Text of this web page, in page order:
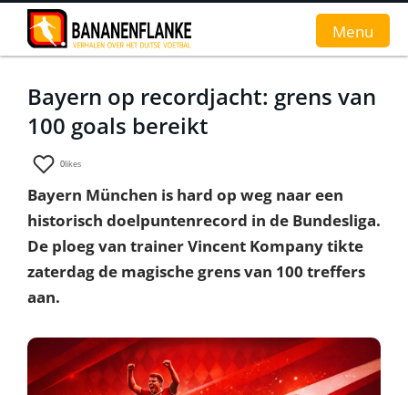
Home
Nieuws
Interviews
Groundhopverhalen
De fans
Achtergrond
Menu
Bayern op recordjacht: grens van
100 goals bereikt
0likes
Bayern München is hard op weg naar een
historisch doelpuntenrecord in de Bundesliga.
De ploeg van trainer Vincent Kompany tikte
zaterdag de magische grens van 100 treffers
aan.